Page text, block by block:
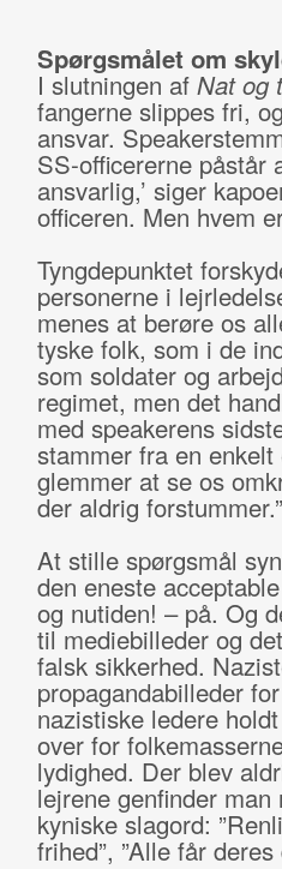
Spørgsmålet om
I slutningen af Nat og
fangerne slippes fri,
ansvar.
SS-officererne påstår
ansvarlig,’ siger
officeren. Men hvem
Tyngdepunktet
personerne i
menes at berøre os
tyske folk, som i de
som soldater og
regimet, men det
med speakerens
stammer fra en
glemmer at se os
der aldrig forstummer.”
At stille spørgsmål
den eneste
og nutiden! – på. Og
til mediebilleder og
falsk sikkerhed.
propagandabilleder
nazistiske ledere
over for
lydighed. Der blev
lejrene genfinder
kyniske slagord:
frihed”, ”Alle får deres